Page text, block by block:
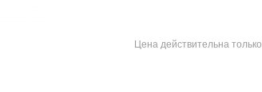
Цена действительна